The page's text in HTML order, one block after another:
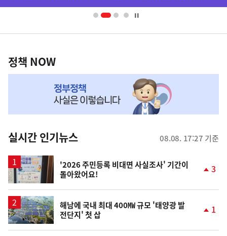
영
책
NOW,
뉴
스
정책 NOW
실시간 인기뉴스 08.08. 17:27 기준
'2026 주민등록 비대면 사실조사' 기간이
돌아왔어요!
3
해남에 국내 최대 400㎿ 규모 '태양광 발
전단지' 첫 삽
1